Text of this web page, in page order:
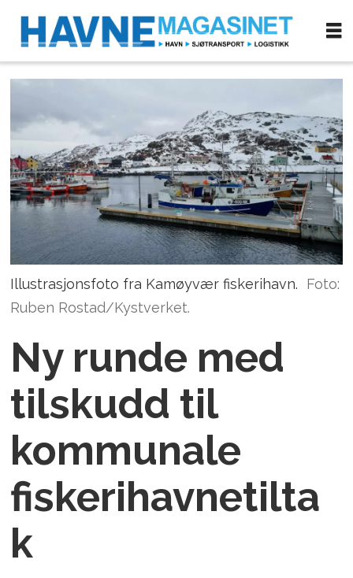
Illustrasjonsfoto fra Kamøyvær fiskerihavn.
Foto:
Ruben Rostad/Kystverket.
Ny runde med
tilskudd til
kommunale
fiskerihavnetilta
k